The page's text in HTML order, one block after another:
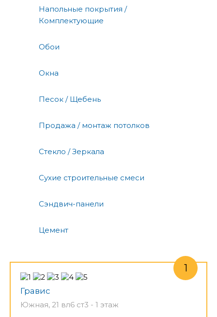
Напольные покрытия /
Комплектующие
Обои
Окна
Песок / Щебень
Продажа / монтаж потолков
Стекло / Зеркала
Сухие строительные смеси
Сэндвич-панели
Цемент
Гравис
Южная, 21 вл6 ст3 - 1 этаж